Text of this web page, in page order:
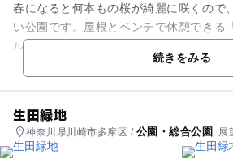
春になると何本もの桜が綺麗に咲くので
い公園です。屋根とベンチで休憩できる
ルター風の休憩設備があるので、急な天
クニック気分でお出かけでき...続きをみる
生田緑地
神奈川県川崎市多摩区 / 公園・総合公園 , 展